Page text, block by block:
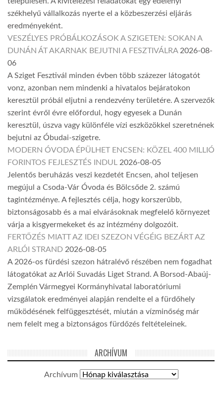
székhelyű vállalkozás nyerte el a közbeszerzési eljárás
eredményeként.
VESZÉLYES PRÓBÁLKOZÁSOK A SZIGETEN: SOKAN A
DUNÁN ÁT AKARNAK BEJUTNI A FESZTIVÁLRA 2026-08-
06
A Sziget Fesztivál minden évben több százezer látogatót
vonz, azonban nem mindenki a hivatalos bejáratokon
keresztül próbál eljutni a rendezvény területére. A szervezők
szerint évről évre előfordul, hogy egyesek a Dunán
keresztül, úszva vagy különféle vízi eszközökkel szeretnének
bejutni az Óbudai-szigetre.
MODERN ÓVODA ÉPÜLHET ENCSEN: KÖZEL 400 MILLIÓ
FORINTOS FEJLESZTÉS INDUL 2026-08-05
Jelentős beruházás veszi kezdetét Encsen, ahol teljesen
megújul a Csoda-Vár Óvoda és Bölcsőde 2. számú
tagintézménye. A fejlesztés célja, hogy korszerűbb,
biztonságosabb és a mai elvárásoknak megfelelő környezet
várja a kisgyermekeket és az intézmény dolgozóit.
FERTŐZÉS MIATT AZ IDEI SZEZON VÉGÉIG BEZÁRT AZ
ARLÓI STRAND 2026-08-05
A 2026-os fürdési szezon hátralévő részében nem fogadhat
látogatókat az Arlói Suvadás Liget Strand. A Borsod-Abaúj-
Zemplén Vármegyei Kormányhivatal laboratóriumi
vizsgálatok eredményei alapján rendelte el a fürdőhely
működésének felfüggesztését, miután a vízminőség már
nem felelt meg a biztonságos fürdőzés feltételeinek.
ARCHÍVUM
Archívum